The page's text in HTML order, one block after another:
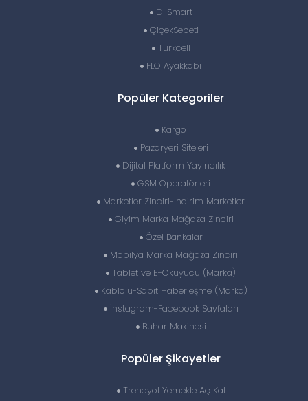
D-Smart
ÇiçekSepeti
Turkcell
FLO Ayakkabı
Popüler Kategoriler
Kargo
Pazaryeri Siteleri
Dijital Platform Yayıncılık
GSM Operatörleri
Marketler Zinciri-İndirim Marketler
Giyim Marka Mağaza Zinciri
Özel Bankalar
Mobilya Marka Mağaza Zinciri
Tablet ve E-Okuyucu (Marka)
Kablolu-Sabit Haberleşme (Marka)
İnstagram-Facebook Sayfaları
Buhar Makinesi
Popüler Şikayetler
Trendyol Yemekle Aç Kal